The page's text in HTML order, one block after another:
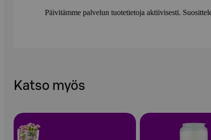
Päivitämme palvelun tuotetietoja aktiivisesti.
Katso myös